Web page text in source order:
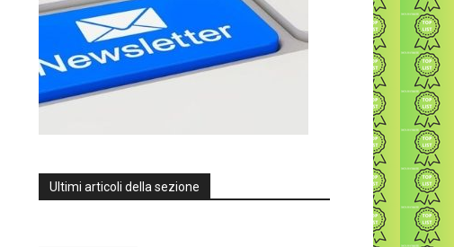
Ultimi articoli della sezione